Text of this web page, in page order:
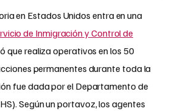
en Estados Unidos entra en una
de Inmigración y Control de
que realiza operativos en los 50
permanentes durante toda la
fue dada por el Departamento de
Según un portavoz, los agentes